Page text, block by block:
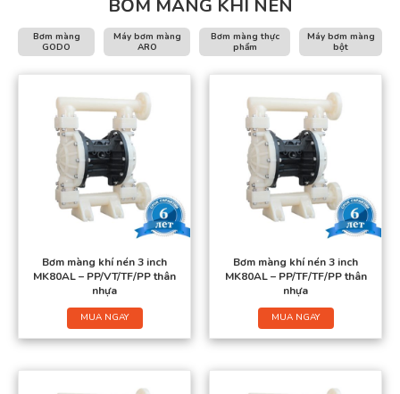
BƠM MÀNG KHÍ NÉN
Bơm màng
GODO
Máy bơm màng
ARO
Bơm màng thực
phẩm
Máy bơm màng
bột
Bơm màng khí nén 3 inch
MK80AL – PP/VT/TF/PP thân
nhựa
MUA NGAY
Bơm màng khí nén 3 inch
MK80AL – PP/TF/TF/PP thân
nhựa
MUA NGAY